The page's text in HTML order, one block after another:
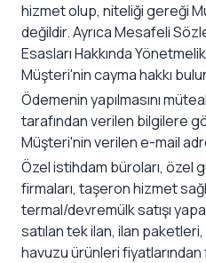
hizmet olup, niteliği gereği
değildir. Ayrıca Mesafeli
Esasları Hakkında
Müşteri'nin cayma hakkı
Ödemenin yapılmasını
tarafından verilen bilgilere
Müşteri'nin verilen e-mail
Özel istihdam büroları, özel
firmaları, taşeron hizmet
termal/devremülk satışı
satılan tek ilan, ilan
havuzu ürünleri